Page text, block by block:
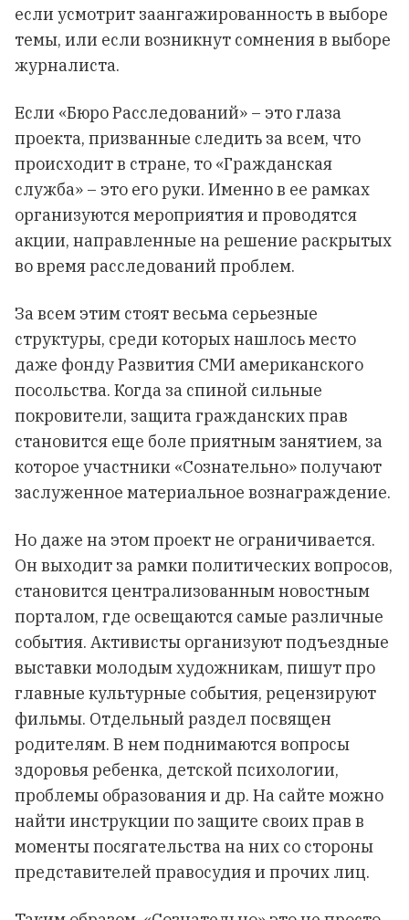
если усмотрит заангажированность в выборе
темы, или если возникнут сомнения в выборе
журналиста.
Если «Бюро Расследований» – это глаза
проекта, призванные следить за всем, что
происходит в стране, то «Гражданская
служба» – это его руки. Именно в ее рамках
организуются мероприятия и проводятся
акции, направленные на решение раскрытых
во время расследований проблем.
За всем этим стоят весьма серьезные
структуры, среди которых нашлось место
даже фонду Развития СМИ американского
посольства. Когда за спиной сильные
покровители, защита гражданских прав
становится еще боле приятным занятием, за
которое участники «Сознательно» получают
заслуженное материальное вознаграждение.
Но даже на этом проект не ограничивается.
Он выходит за рамки политических вопросов,
становится централизованным новостным
порталом, где освещаются самые различные
события. Активисты организуют подъездные
выставки молодым художникам, пишут про
главные культурные события, рецензируют
фильмы. Отдельный раздел посвящен
родителям. В нем поднимаются вопросы
здоровья ребенка, детской психологии,
проблемы образования и др. На сайте можно
найти инструкции по защите своих прав в
моменты посягательства на них со стороны
представителей правосудия и прочих лиц.